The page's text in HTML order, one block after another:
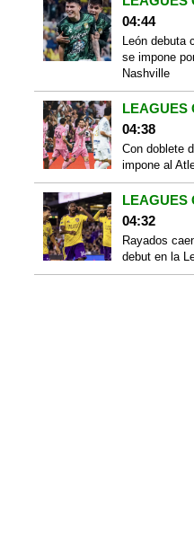
04:44
León debuta
se impone
Nashville
LEAGUES
04:38
Con doblete
impone al
LEAGUES
04:32
Rayados
debut en la